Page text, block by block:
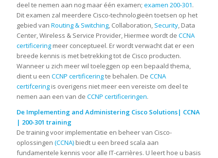
deel te nemen aan nog maar één examen; examen 200-301.
Dit examen zal meerdere Cisco-technologieën toetsen op het
gebied van Routing & Switching, Collaboration, Security, Data
Center, Wireless & Service Provider, Hiermee wordt de CCNA
certificeringmeer conceptueel. Er wordt verwacht dat er een
breede kennis is met betrekking tot de Cisco producten.
Wanneer u zich meer wil toeleggen op een bepaald thema,
dient u een CCNP certificeringte behalen. De CCNA
certifceringis overigens niet meer een vereiste om deel te
nemen aan een van de CCNP certificeringen.
De Implementing and Administering Cisco Solutions| CCNA
| 200-301 training
De training voor implementatie en beheer van Cisco-
oplossingen (CCNA)biedt u een breed scala aan
fundamentele kennis voor alle IT-carrières. U leert hoe u basis